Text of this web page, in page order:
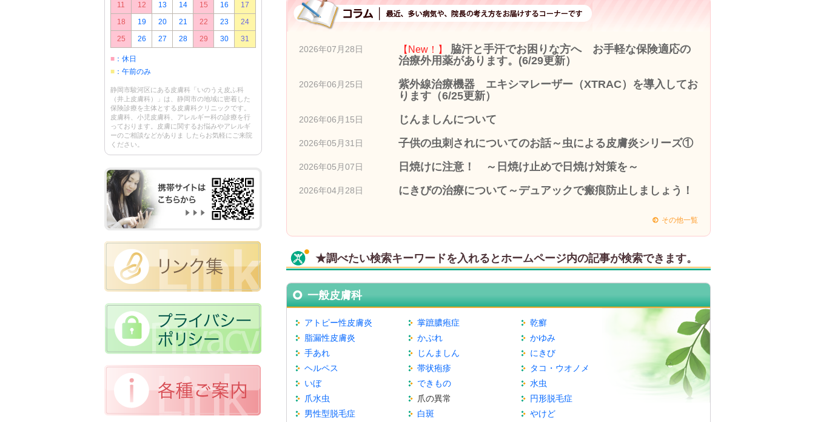
2026年07月28日 【New！】
脇汗と手汗でお困りな方へ お手軽な保険適応の
治療外用薬があります。(6/29更新）
2026年06月25日
紫外線治療機器 エキシマレーザー（XTRAC）を導入してお
ります（6/25更新）
2026年06月15日 じんましんについて
2026年05月31日 子供の虫刺されについてのお話～虫による皮膚炎シリーズ①
2026年05月07日 日焼けに注意！ ～日焼け止めで日焼け対策を～
2026年04月28日 にきびの治療について～デュアックで瘢痕防止しましょう！
その他一覧
★調べたい検索キーワードを入れるとホームページ内の記事が検索できます。
一般皮膚科
アトピー性皮膚炎 掌蹠膿疱症
乾癬
脂漏性皮膚炎
かぶれ
かゆみ
手あれ
じんましん
にきび
ヘルペス
帯状疱疹
タコ・ウオノメ
いぼ
できもの
水虫
爪水虫
爪の異常
円形脱毛症
男性型脱毛症
白斑
やけど
11
12 13 14 15 16
17
18
19 20 21 22 23
24
25
26 27 28 29 30 31
■ ：休日
■ ：午前のみ
静岡市駿河区にある皮膚科「いのうえ皮ふ科
（井上皮膚科）」は、静岡市の地域に密着した
保険診療を主体とする皮膚科クリニックです。
皮膚科、小児皮膚科、アレルギー科の診療を行
っております。皮膚に関するお悩みやアレルギ
ーのご相談などがありま したらお気軽にご来院
ください。